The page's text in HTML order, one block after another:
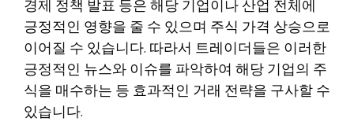
경제 정책 발표 등은 해당 기업이나 산업 전체에
긍정적인 영향을 줄 수 있으며 주식 가격 상승으로
이어질 수 있습니다. 따라서 트레이더들은 이러한
긍정적인 뉴스와 이슈를 파악하여 해당 기업의 주
식을 매수하는 등 효과적인 거래 전략을 구사할 수
있습니다.